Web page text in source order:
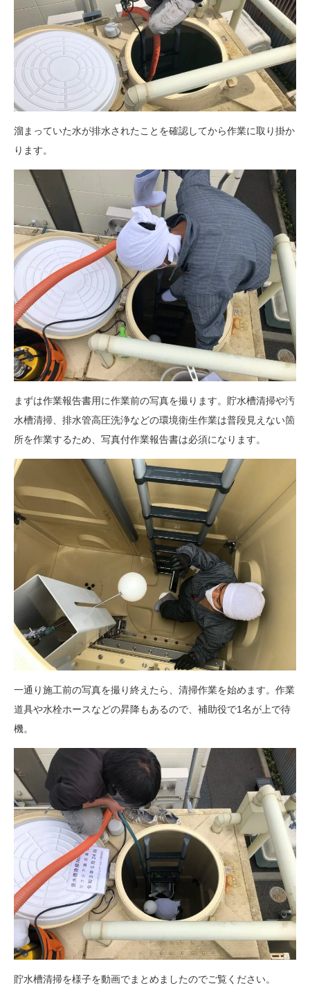
溜まっていた水が排水されたことを確認してから作業に取り掛か
ります。
まずは作業報告書用に作業前の写真を撮ります。貯水槽清掃や汚
水槽清掃、排水管高圧洗浄などの環境衛生作業は普段見えない箇
所を作業するため、写真付作業報告書は必須になります。
一通り施工前の写真を撮り終えたら、清掃作業を始めます。作業
道具や水栓ホースなどの昇降もあるので、補助役で1名が上で待
機。
貯水槽清掃を様子を動画でまとめましたのでご覧ください。